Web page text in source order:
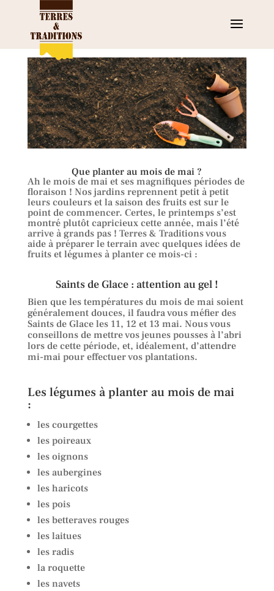
Que planter au mois de mai ?
Ah le mois de mai et ses magnifiques périodes de
floraison ! Nos jardins reprennent petit à petit
leurs couleurs et la saison des fruits est sur le
point de commencer. Certes, le printemps s’est
montré plutôt capricieux cette année, mais l’été
arrive à grands pas ! Terres & Traditions vous
aide à préparer le terrain avec quelques idées de
fruits et légumes à planter ce mois-ci :
Saints de Glace : attention au gel !
Bien que les températures du mois de mai soient
généralement douces, il faudra vous méfier des
Saints de Glace les 11, 12 et 13 mai. Nous vous
conseillons de mettre vos jeunes pousses à l’abri
lors de cette période, et, idéalement, d’attendre
mi-mai pour effectuer vos plantations.
Les légumes à planter au mois de mai
:
les courgettes
les poireaux
les oignons
les aubergines
les haricots
les pois
les betteraves rouges
les laitues
les radis
la roquette
les navets